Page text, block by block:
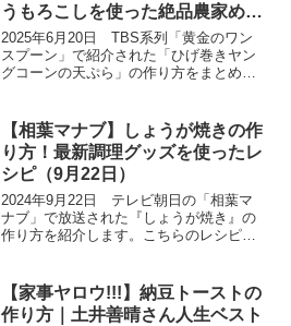
うもろこしを使った絶品農家めし
（6月20日）
2025年6月20日 TBS系列「黄金のワン
スプーン」で紹介された「ひげ巻きヤン
グコーンの天ぷら」の作り方をまとめま
に、千葉県船橋市を訪問し、光り輝く幻
の宝石と言...
【相葉マナブ】しょうが焼きの作
り方！最新調理グッズを使ったレ
シピ（9月22日）
2024年9月22日 テレビ朝日の「相葉マ
ナブ」で放送された『しょうが焼き』の
作り方を紹介します。こちらのレシピは
絶品レシピです。マナブメンバーそれぞ
れがあったらいいな...
【家事ヤロウ!!!】納豆トーストの
作り方｜土井善晴さん人生ベスト